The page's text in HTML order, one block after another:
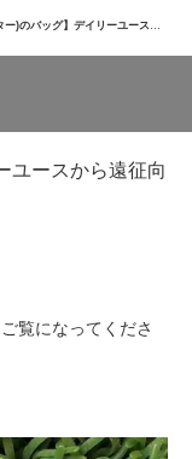
ッグ】デイリーユースから遠征向けまで
ユースから遠征向
覧になってくださ